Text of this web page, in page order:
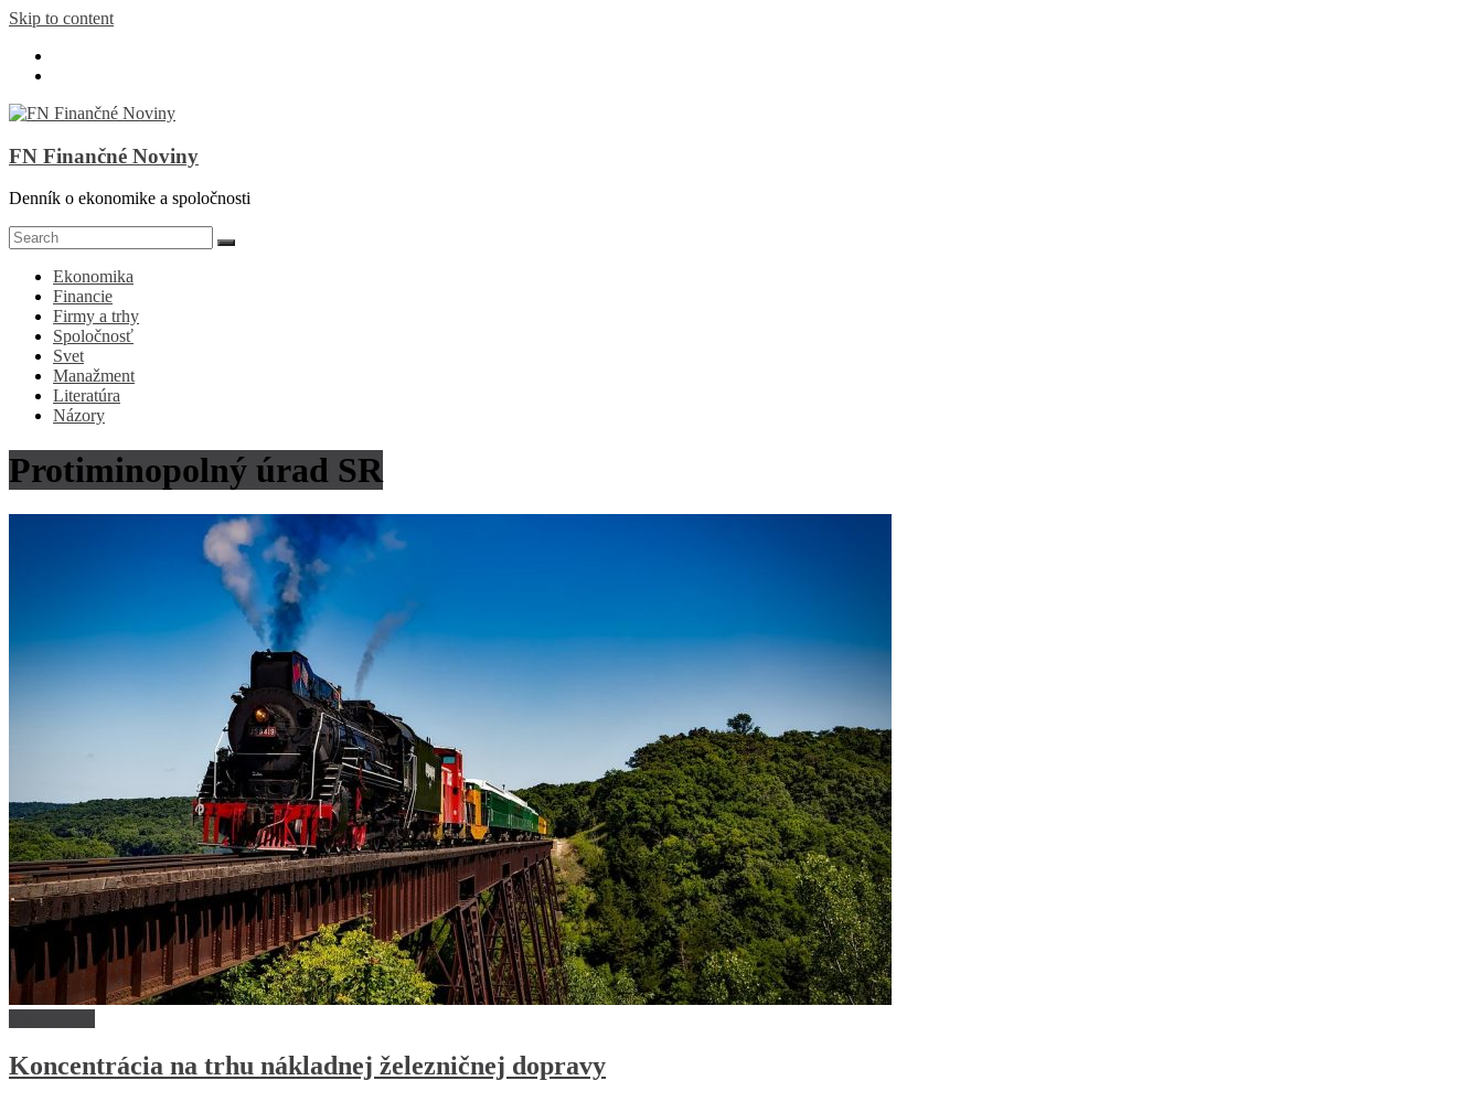
Skip to content
FN Finančné Noviny
Denník o ekonomike a spoločnosti
Ekonomika
Financie
Firmy a trhy
Spoločnosť
Svet
Manažment
Literatúra
Názory
Protiminopolný úrad SR
Koncentrácia na trhu nákladnej železničnej dopravy